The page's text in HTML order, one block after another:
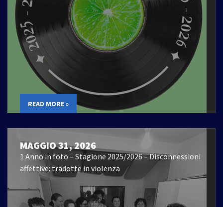
READ MORE »
MAGGIO 31, 2026
1 Anno in foto – Stagione 2025/2026 – Disconnessioni
affettive: tradotte in violenza